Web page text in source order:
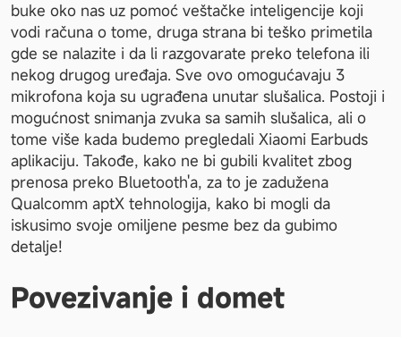
buke oko nas uz pomoć veštačke inteligencije koji
vodi računa o tome, druga strana bi teško primetila
gde se nalazite i da li razgovarate preko telefona ili
nekog drugog uređaja. Sve ovo omogućavaju 3
mikrofona koja su ugrađena unutar slušalica. Postoji i
mogućnost snimanja zvuka sa samih slušalica, ali o
tome više kada budemo pregledali Xiaomi Earbuds
aplikaciju. Takođe, kako ne bi gubili kvalitet zbog
prenosa preko Bluetooth'a, za to je zadužena
Qualcomm aptX tehnologija, kako bi mogli da
iskusimo svoje omiljene pesme bez da gubimo
detalje!
Povezivanje i domet